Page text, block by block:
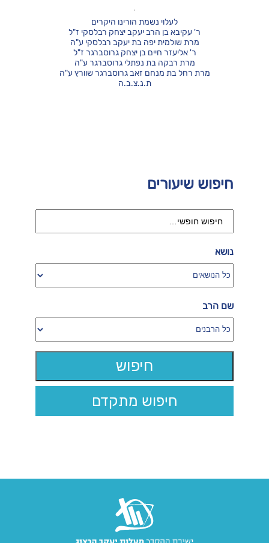
חיפוש שיעורים
נושא
שם הרב
חיפוש מתקדם
לעלוי נשמת הורינו היקרים
ר' עקיבא בן הרב יעקב יצחק רבלסקי ז"ל
מרת שולמית יפה בת יעקב רבלסקי ע"ה
ר' אליעזר חיים בן יצחק גרוסברגר ז"ל
מרת רבקה בת נפתלי גרוסברגר ע"ה
מרת רחל בת מנחם זאב גרוסברגר שוורץ ע"ה
ת.נ.צ.ב.ה